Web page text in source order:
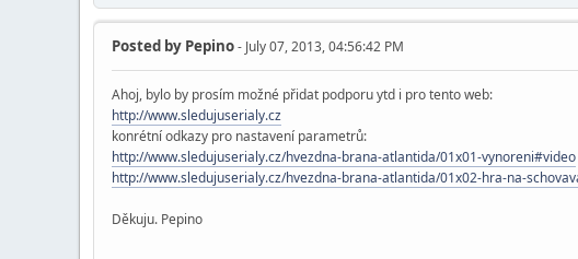
Posted by Pepino- July 07, 2013, 04:56:42 PM
Ahoj, bylo by prosím možné přidat podporu ytd i pro tento web:
http://www.sledujuserialy.cz
konrétní odkazy pro nastavení parametrů:
http://www.sledujuserialy.cz/hvezdna-brana-atlantida/01x01-vynoreni#video
http://www.sledujuserialy.cz/hvezdna-brana-atlantida/01x02-hra-na-
Děkuju. Pepino